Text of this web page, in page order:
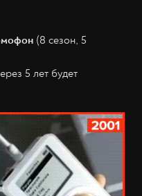
(8 сезон, 5
5 лет будет